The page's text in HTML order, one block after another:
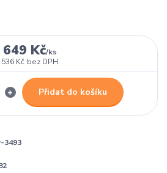
649 Kč/ks
536 Kč bez DPH
Přidat do košíku
3493